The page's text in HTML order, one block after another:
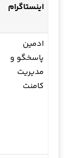
اینستاگرام
ادمین
پاسخگو و
مدیریت
کامنت